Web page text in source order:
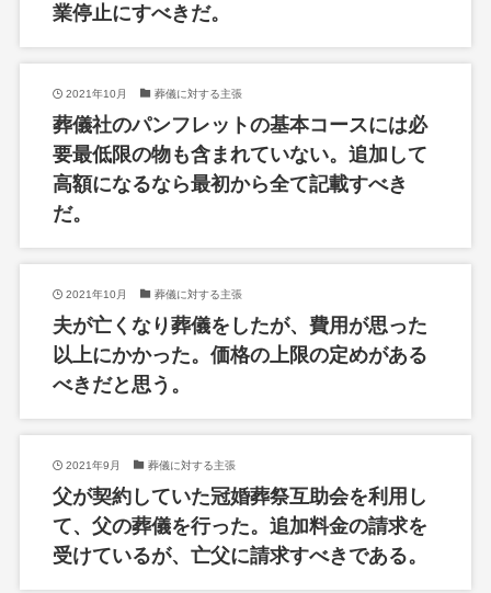
業停止にすべきだ。
2021年10月 葬儀に対する主張
葬儀社のパンフレットの基本コースには必
要最低限の物も含まれていない。追加して
高額になるなら最初から全て記載すべき
だ。
2021年10月 葬儀に対する主張
夫が亡くなり葬儀をしたが、費用が思った
以上にかかった。価格の上限の定めがある
べきだと思う。
2021年9月 葬儀に対する主張
父が契約していた冠婚葬祭互助会を利用し
て、父の葬儀を行った。追加料金の請求を
受けているが、亡父に請求すべきである。